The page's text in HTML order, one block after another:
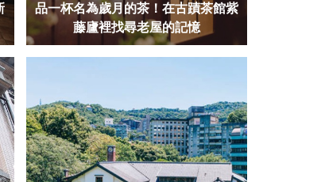
品一杯名為歲月的茶！在古蹟茶館紫
藤廬裡找尋老屋的記憶